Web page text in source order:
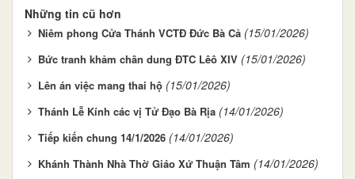
Những tin cũ hơn
Niêm phong Cửa Thánh VCTĐ Đức Bà Cả (15/01/2026)
Bức tranh khảm chân dung ĐTC Lêô XIV (15/01/2026)
Lên án việc mang thai hộ (15/01/2026)
Thánh Lễ Kính các vị Tử Đạo Bà Rịa (14/01/2026)
Tiếp kiến chung 14/1/2026 (14/01/2026)
Khánh Thành Nhà Thờ Giáo Xứ Thuận Tâm (14/01/2026)